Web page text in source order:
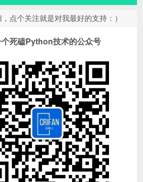
点个关注就是对我最好的支持：）
死磕Python技术的公众号